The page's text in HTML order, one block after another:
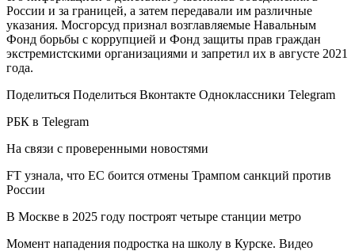
России и за границей, а затем передавали им различные
указания. Мосгорсуд признал возглавляемые Навальным
Фонд борьбы с коррупцией и Фонд защиты прав граждан
экстремистскими организациями и запретил их в августе 2021
года.
Поделиться Поделиться Вконтакте Одноклассники Telegram
РБК в Telegram
На связи с проверенными новостями
FT узнала, что ЕС боится отмены Трампом санкций против
России
В Москве в 2025 году построят четыре станции метро
Момент нападения подростка на школу в Курске. Видео